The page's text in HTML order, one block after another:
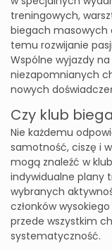
treningowych,
biegach masowych
temu rozwijanie
Wspólne wyjazdy
niezapomnianych
nowych
Czy klub
Nie każdemu
samotność, ciszę i
mogą znaleźć w
indywidualne plany
wybranych
członków
przede wszystkim
systematyczność.